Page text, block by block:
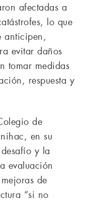
afectadas a
lo que
anticipen,
evitar daños
tomar medidas
respuesta y
de
en su
y la
evaluación
de
“si no